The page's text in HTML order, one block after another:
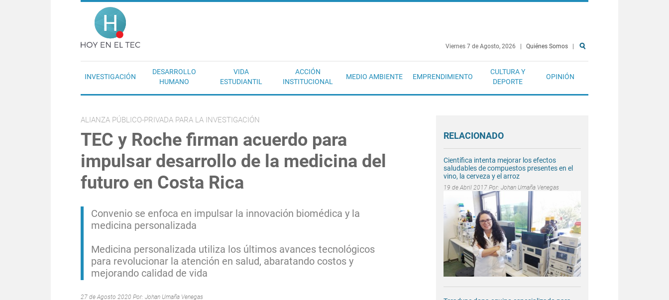
Pasar al contenido principal
Viernes 7 de Agosto, 2026 Quiénes Somos
INVESTIGACIÓN
DESARROLLO
HUMANO
VIDA
ESTUDIANTIL
ACCIÓN
INSTITUCIONAL
MEDIO AMBIENTE EMPRENDIMIENTO
CULTURA Y
DEPORTE
OPINIÓN
ALIANZA PÚBLICO-PRIVADA PARA LA INVESTIGACIÓN
TEC y Roche firman acuerdo para
impulsar desarrollo de la medicina del
futuro en Costa Rica
Convenio se enfoca en impulsar la innovación biomédica y la
medicina personalizada
Medicina personalizada utiliza los últimos avances tecnológicos
para revolucionar la atención en salud, abaratando costos y
mejorando calidad de vida
27 de Agosto 2020 Por: Johan Umaña Venegas
RELACIONADO
Científica intenta mejorar los efectos
saludables de compuestos presentes en el
vino, la cerveza y el arroz
19 de Abril 2017 Por: Johan Umaña Venegas